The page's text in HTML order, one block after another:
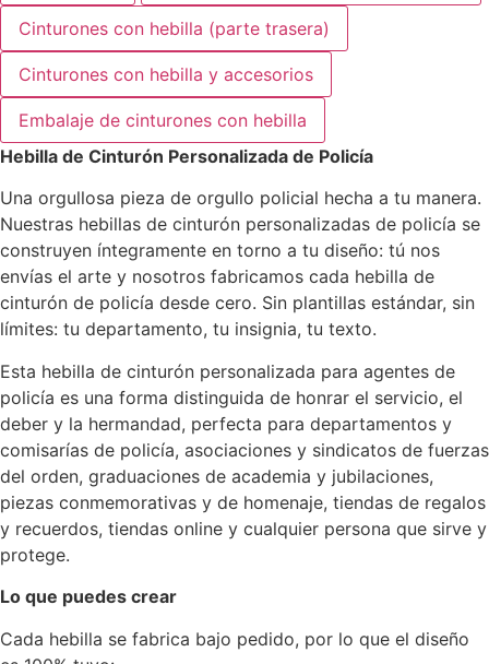
Cinturones con hebilla (parte trasera)
Cinturones con hebilla y accesorios
Embalaje de cinturones con hebilla
Hebilla de Cinturón Personalizada de Policía
Una orgullosa pieza de orgullo policial hecha a tu manera.
Nuestras hebillas de cinturón personalizadas de policía se
construyen íntegramente en torno a tu diseño: tú nos
envías el arte y nosotros fabricamos cada hebilla de
cinturón de policía desde cero. Sin plantillas estándar, sin
límites: tu departamento, tu insignia, tu texto.
Esta hebilla de cinturón personalizada para agentes de
policía es una forma distinguida de honrar el servicio, el
deber y la hermandad, perfecta para departamentos y
comisarías de policía, asociaciones y sindicatos de fuerzas
del orden, graduaciones de academia y jubilaciones,
piezas conmemorativas y de homenaje, tiendas de regalos
y recuerdos, tiendas online y cualquier persona que sirve y
protege.
Lo que puedes crear
Cada hebilla se fabrica bajo pedido, por lo que el diseño